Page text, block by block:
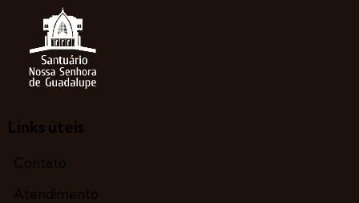
Links úteis
Contato
Atendimento